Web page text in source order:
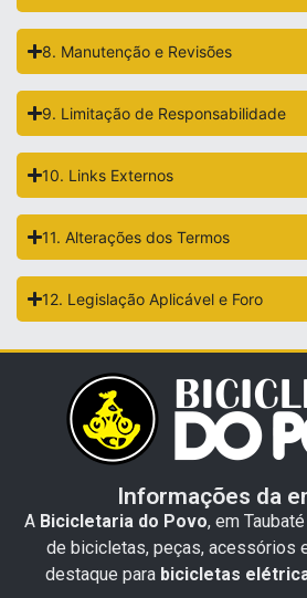
8. Manutenção e Revisões
9. Limitação de Responsabilidade
10. Links Externos
11. Alterações dos Termos
12. Legislação Aplicável e Foro
Informações da
A Bicicletaria do Povo, em
de bicicletas, peças, acessórios
destaque para bicicletas